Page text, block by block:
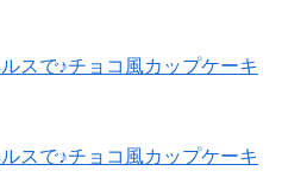
スで♪チョコ風カップケーキ
スで♪チョコ風カップケーキ